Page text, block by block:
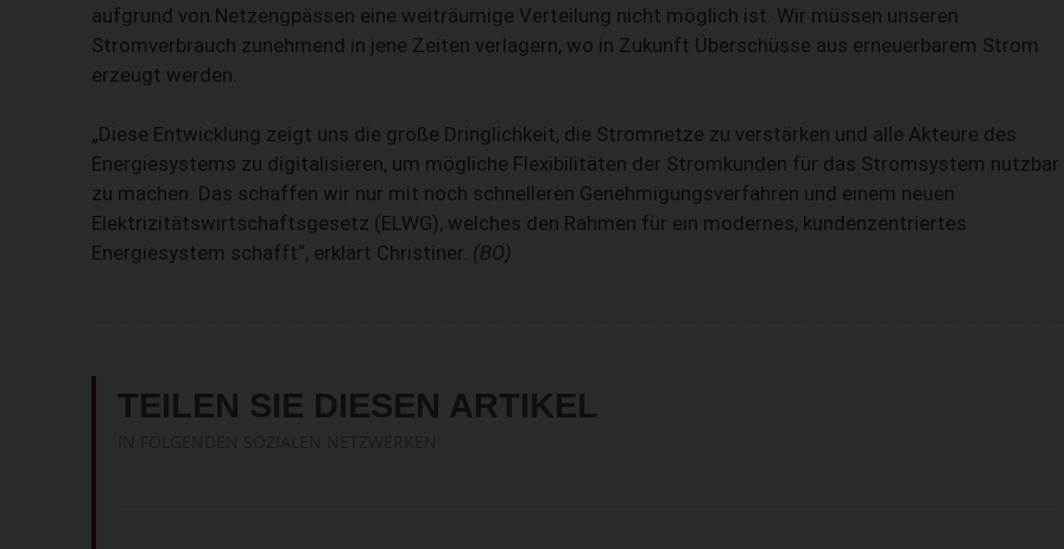
aufgrund von Netzengpässen eine weiträumige Verteilung nicht möglich ist. Wir müssen unseren
Stromverbrauch zunehmend in jene Zeiten verlagern, wo in Zukunft Überschüsse aus erneuerbarem Strom
erzeugt werden.
„Diese Entwicklung zeigt uns die große Dringlichkeit, die Stromnetze zu verstärken und alle Akteure des
Energiesystems zu digitalisieren, um mögliche Flexibilitäten der Stromkunden für das Stromsystem nutzbar
zu machen. Das schaffen wir nur mit noch schnelleren Genehmigungsverfahren und einem neuen
Elektrizitätswirtschaftsgesetz (ELWG), welches den Rahmen für ein modernes, kundenzentriertes
Energiesystem schafft“, erklärt Christiner. (BO)
TEILEN SIE DIESEN ARTIKEL